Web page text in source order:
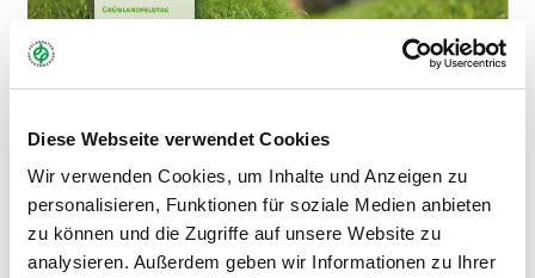
Diese Webseite verwendet Cookies
Wir verwenden Cookies, um Inhalte und Anzeigen zu
personalisieren, Funktionen für soziale Medien anbieten
zu können und die Zugriffe auf unsere Website zu
analysieren. Außerdem geben wir Informationen zu Ihrer
Am Mittwoch, den 8. Juni 2022 veranstaltet die
Landwirtschaftskammer Niedersachsen auf der Versuchsfläche
(Kirchenstraße, 26939 Ovelgönne) einen Grünlandfeldtag.